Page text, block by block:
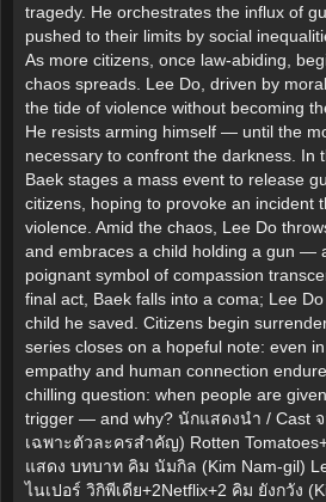
tragedy. He orchestrates the influx of
pushed to their limits by social
As more citizens, once law-abiding,
chaos spreads. Lee Do, driven by
the tide of violence without becoming
He resists arming himself — until the
necessary to confront the darkness. In
Baek stages a mass event to release
citizens, hoping to provoke an incident
violence. Amid the chaos, Lee Do
and embraces a child holding a gun —
poignant symbol of compassion
final act, Baek falls into a coma; Lee
child he saved. Citizens begin
series closes on a hopeful note: even
empathy and human connection
chilling question: when people are
trigger — and why? นักแสดงนำ / Cast
เฉพาะตัวละครสำคัญ) Rotten
แสดง บทบาท คิม นัมกิล (Kim Nam-gil)
ไนเปอร์ วิกิพีเดีย+2Netflix+2 คิม ยังกวัง